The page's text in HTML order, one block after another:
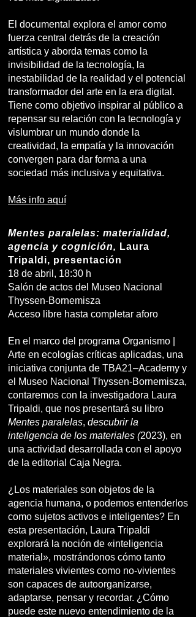
El documental explora el amor como
fuerza central detrás de la creación
artística y aborda temas como la
invisibilidad de la tecnología, la
inestabilidad de la realidad y el potencial
transformador del arte en la era digital.
Tiene como objetivo inspirar al público a
repensar su relación con la tecnología y
vislumbrar un mundo donde la
creatividad, la empatía y la innovación
convergen para dar forma a una
sociedad más inclusiva y equitativa.
Más info aquí
Mentes paralelas: materialidad,
agencia y cognición, Laura
Tripaldi, presentación
18 de abril, 18:30 h
Salón de actos del Museo Nacional
Thyssen-Bornemisza
Acceso libre hasta completar aforo
En el marco del programa Organismo |
Arte en ecologías críticas aplicadas, una
iniciativa conjunta de TBA21–Academy y
el Museo Nacional Thyssen-Bornemisza,
contaremos con la investigadora Laura
Tripaldi, que nos presentará su libro
Mentes paralelas, descubrir la
inteligencia de los materiales (2023), en
una actividad desarrollada con el apoyo
de la editorial Caja Negra.
¿Los materiales son objetos de la
agencia humana, o podemos entenderlos
como sujetos activos e inteligentes? En
esta presentación, Laura Tripaldi
explorará la noción de «inteligencia
material», mostrándonos cómo tanto
materiales vivientes como no-vivientes
son capaces de autoorganizarse,
adaptarse, pensar y recordar. ¿Cómo
puede este nuevo entendimiento de la